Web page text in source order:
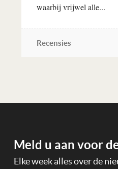
waarbij vrijwel alle...
Recensies
Meld u aan voor
Elke week alles over de